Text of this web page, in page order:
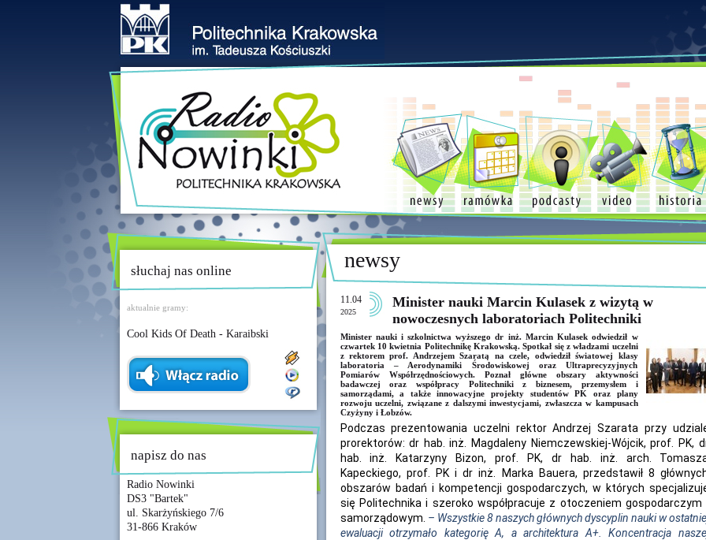
słuchaj nas online
aktualnie gramy:
Cool Kids Of Death - Karaibski
napisz do nas
Radio Nowinki
DS3 "Bartek"
ul. Skarżyńskiego 7/6
31-866 Kraków
newsy
11.04
2025
Minister nauki Marcin Kulasek z wizytą w
nowoczesnych laboratoriach Politechniki
Minister nauki i szkolnictwa wyższego dr inż. Marcin Kulasek odwiedził w
czwartek 10 kwietnia Politechnikę Krakowską. Spotkał się z władzami uczelni
z rektorem prof. Andrzejem Szaratą na czele, odwiedził światowej klasy
laboratoria – Aerodynamiki Środowiskowej oraz Ultraprecyzyjnych
Pomiarów Współrzędnościowych. Poznał główne obszary aktywności
badawczej oraz współpracy Politechniki z biznesem, przemysłem i
samorządami, a także innowacyjne projekty studentów PK oraz plany
rozwoju uczelni, związane z dalszymi inwestycjami, zwłaszcza w kampusach
Czyżyny i Łobzów.
Podczas prezentowania uczelni rektor Andrzej Szarata przy
prorektorów: dr hab. inż. Magdaleny Niemczewskiej-Wójcik, prof. PK,
hab. inż. Katarzyny Bizon, prof. PK, dr hab. inż. arch.
Kapeckiego, prof. PK i dr inż. Marka Bauera, przedstawił 8
obszarów badań i kompetencji gospodarczych, w których
się Politechnika i szeroko współpracuje z otoczeniem gospodarczym
samorządowym. – Wszystkie 8 naszych głównych dyscyplin nauki w
ewaluacji otrzymało kategorię A, a architektura A+. Koncentracja